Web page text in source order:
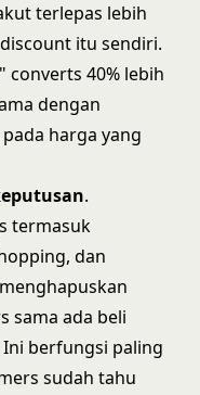
terlepas lebih
itu sendiri.
40% lebih
dengan
harga yang
.
termasuk
dan
sama ada beli
berfungsi paling
sudah tahu